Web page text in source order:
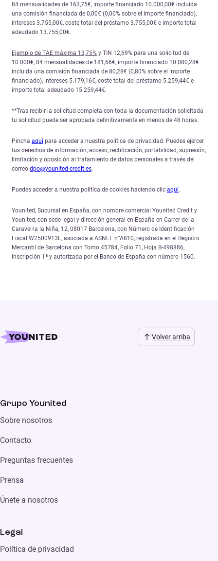
84 mensualidades de 163,75€, importe financiado 10.000,00€ incluida
una comisión financiada de 0,00€ (0,00% sobre el importe financiado),
intereses 3.755,00€, coste total del préstamo 3.755,00€ e importe total
adeudado 13.755,00€.
Ejemplo de TAE máxima 13,75% y TIN 12,69% para una solicitud de
10.000€, 84 mensualidades de 181,66€, importe financiado 10.080,28€
incluida una comisión financiada de 80,28€ (0,80% sobre el importe
financiado), intereses 5.179,16€, coste total del préstamo 5.259,44€ e
importe total adeudado 15.259,44€.
**Tras recibir la solicitud completa con toda la documentación solicitada
tu solicitud puede ser aprobada definitivamente en menos de 48 horas.
Pincha aquí para acceder a nuestra política de privacidad. Puedes ejercer
tus derechos de información, acceso, rectificación, portabilidad, supresión,
limitación y oposición al tratamiento de datos personales a través del
correo dpo@younited-credit.es.
Puedes acceder a nuestra política de cookies haciendo clic aquí.
Younited, Sucursal en España, con nombre comercial Younited Credit y
Younited, con sede legal y dirección general en España en Carrer de la
Caravel·la la Niña, 12, 08017 Barcelona, con Número de Identificación
Fiscal W2500913E, asociada a ASNEF n°A810, registrada en el Registro
Mercantil de Barcelona con Tomo 45784, Folio 71, Hoja B-498886,
Inscripción 1ª y autorizada por el Banco de España con número 1560.
Volver arriba
Grupo Younited
Sobre nosotros
Contacto
Preguntas frecuentes
Prensa
Únete a nosotros
Legal
Política de privacidad